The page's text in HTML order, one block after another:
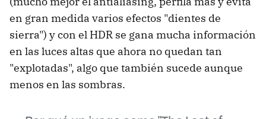
en gran medida varios efectos "dientes de
sierra") y con el HDR se gana mucha información
en las luces altas que ahora no quedan tan
"explotadas", algo que también sucede aunque
menos en las sombras.